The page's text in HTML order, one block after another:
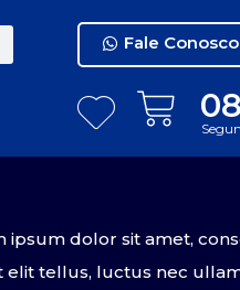
Fale Conosco
ipsum dolor sit amet,
elit tellus, luctus nec